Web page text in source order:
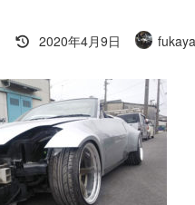
最
新
日
時
:
2020年4月9日